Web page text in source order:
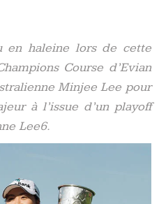
en haleine lors de cette
Course d’Evian
Minjee Lee pour
à l’issue d’un playoff
Lee6.